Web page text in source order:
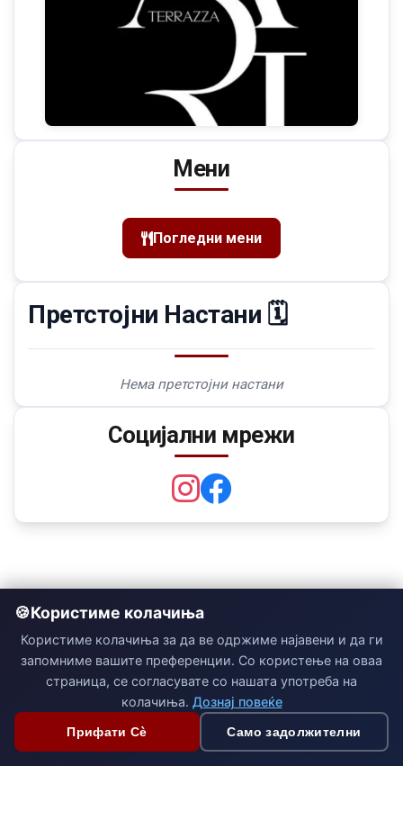
Мени
Погледни мени
Претстојни Настани 🗓️
Нема претстојни настани
Социјални мрежи
Користиме колачиња
Користиме колачиња за да ве одржиме најавени и да ги
запомниме вашите преференции. Со користење на оваа
страница, се согласувате со нашата употреба на
колачиња. Дознај повеќе
Прифати Сè Само задолжителни